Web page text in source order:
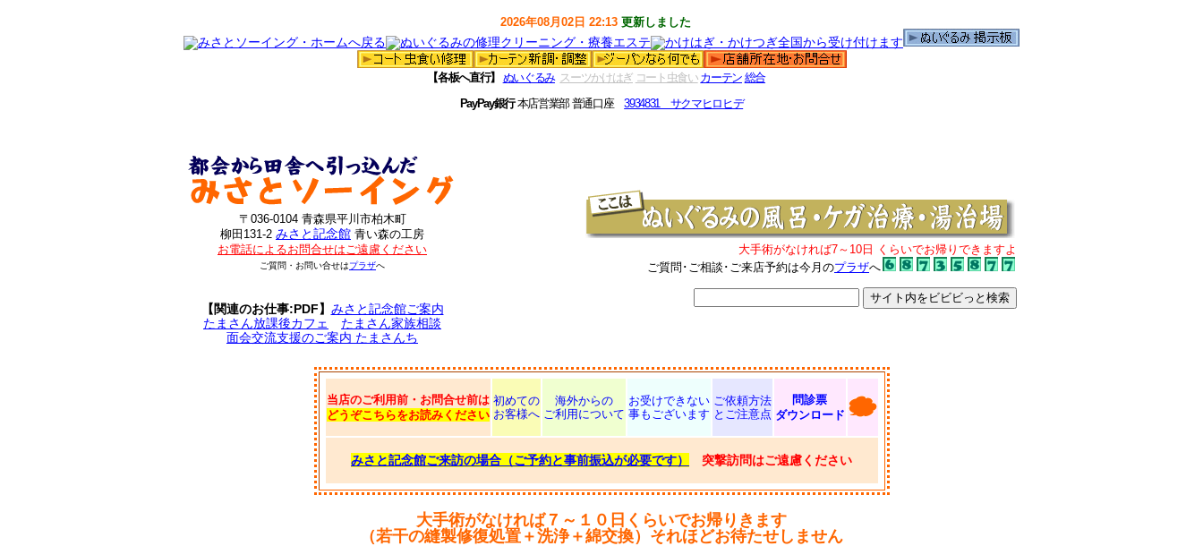
2026年08月02日 22:13 更新しました
【各板へ直行】 ぬいぐるみ スーツかけはぎ コート虫食い カーテン 総合
PayPay銀行本店営業部 普通口座3934831 サクマヒロヒデ
〒036-0104 青森県平川市柏木町
柳田131-2 みさと記念館 青い森の工房
お電話によるお問合せはご遠慮ください
ご質問・お問い合せはプラザへ
【関連のお仕事:PDF】 みさと記念館ご案内
たまさん放課後カフェ
たまさん家族相談
面会交流支援のご案内 たまさんち
大手術がなければ7～10日 くらいでお帰りできますよ
ご質問･ご相談･ご来店予約は今月のプラザへ
当店のご利用前・お問合せ前は
どうぞこちらをお読みください
初めての
お客様へ
海外からの
ご利用について
お受けできない
事もございます
ご依頼方法
とご注意点
問診票
ダウンロード
みさと記念館ご来訪の場合（ご予約と事前振込が必要です） 突撃訪問はご遠慮ください
大手術がなければ７～１０日くらいでお帰りきます
（若干の縫製修復処置＋洗浄＋綿交換）それほどお待たせしません